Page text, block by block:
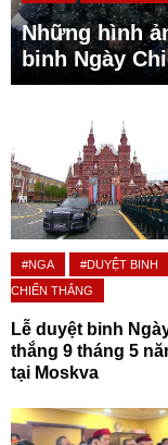
Những hình
binh Ngày
#NGA #DUYỆT BINH
CHIẾN THẮNG
Lễ duyệt binh
thắng 9 tháng 5
tại Moskva